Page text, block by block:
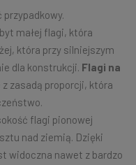
małej flagi, która
która przy silniejszym
dla konstrukcji. Flagi na
zasadą proporcji, która
flagi pionowej
nad ziemią. Dzięki
widoczna nawet z bardzo